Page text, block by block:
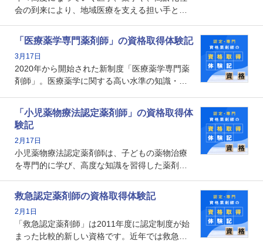
会の到来により、地域医療を支える担い手とし
で、重要度が増しているのが認定薬剤師という
資格です。認定薬剤師とはいったいどんな資格
なのでしょうか。それを取得するとどのような
メリットがあるのでしょうか。
「医療薬学専門薬剤師」の資格取得体験記
3月17日
2020年から開始された新制度「医療薬学専門薬
剤師」。医療薬学に関する高い水準の知識・技
となります。取得要件は多岐に渡り、審査も複
数回ありますが、患者さんに対して一定の能力
の証明になる資格と言えます。
「小児薬物療法認定薬剤師」の資格取得体
験記
2月17日
小児薬物療法認定薬剤師は、子どもの薬物治療
を専門的に学び、高度な知識を習得した薬剤師
や、特有の疾患、心理状況を理解し、専門性を
深めることで、子どもとその保護者に寄り添え
る存在です。今回はそんな小児薬物療法認定薬
剤師の取得体験記をご紹介します。
救急認定薬剤師の資格取得体験記
2月1日
「救急認定薬剤師」は2011年度に認定制度が始
まった比較的新しい資格です。近年では救急病